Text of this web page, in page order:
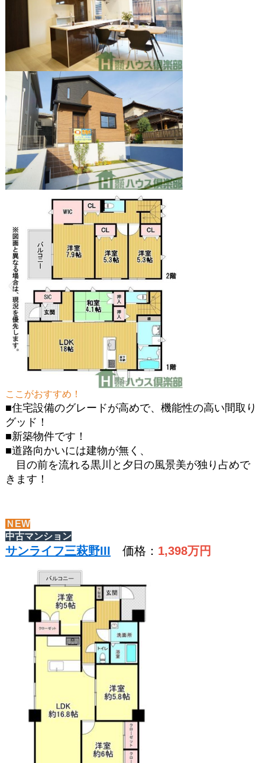
ここがおすすめ！
■住宅設備のグレードが高めで、機能性の高い間取り
グッド！
■新築物件です！
■道路向かいには建物が無く、
目の前を流れる黒川と夕日の風景美が独り占めで
きます！
ＮEW
中古マンション
サンライフ三萩野III 価格： 1,398万円